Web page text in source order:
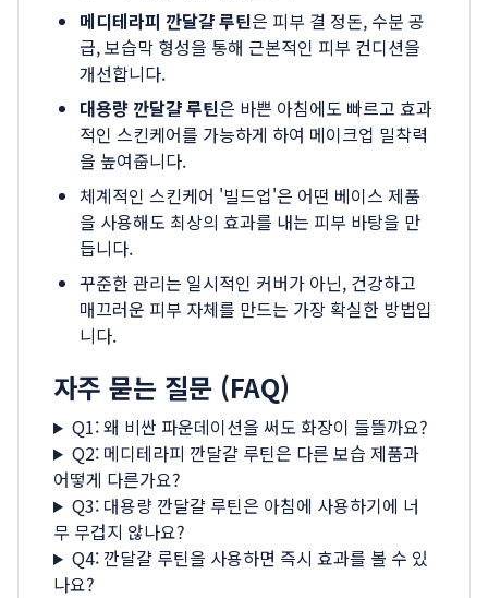
메디테라피 깐달걀 루틴은 피부 결 정돈, 수분 공
급, 보습막 형성을 통해 근본적인 피부 컨디션을
개선합니다.
대용량 깐달걀 루틴은 바쁜 아침에도 빠르고 효과
적인 스킨케어를 가능하게 하여 메이크업 밀착력
을 높여줍니다.
체계적인 스킨케어 '빌드업'은 어떤 베이스 제품
을 사용해도 최상의 효과를 내는 피부 바탕을 만
듭니다.
꾸준한 관리는 일시적인 커버가 아닌, 건강하고
매끄러운 피부 자체를 만드는 가장 확실한 방법입
니다.
자주 묻는 질문 (FAQ)
Q1: 왜 비싼 파운데이션을 써도 화장이 들뜰까요?
Q2: 메디테라피 깐달걀 루틴은 다른 보습 제품과
어떻게 다른가요?
Q3: 대용량 깐달걀 루틴은 아침에 사용하기에 너
무 무겁지 않나요?
Q4: 깐달걀 루틴을 사용하면 즉시 효과를 볼 수 있
나요?